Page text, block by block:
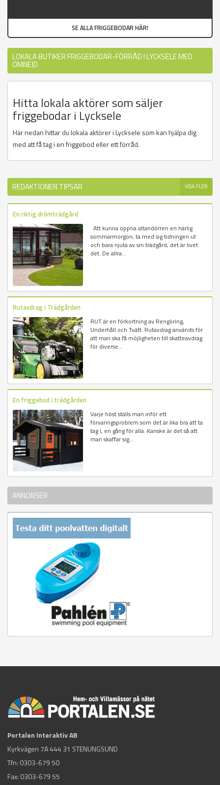
SE ALLA FRIGGEBODAR HÄR!
LOKALA BUTIKER FRIGGEBODAR-FÖRRÅD I LYCKSELE MED
OMNEJD
Hitta lokala aktörer som säljer
friggebodar i Lycksele
Här nedan hittar du lokala aktörer i Lycksele som kan hjälpa dig
med att få tag i en friggebod eller ett förråd.
REDAKTIONEN TIPSAR VISA FLER
En riktig drömträdgård
Att kunna öppna altandörren en härlig
sommarmorgon, ta med sig tidningen ut
och bara njuta av sin trädgård, det är livet
det. De allra...
Rutavdrag i Trädgården
RUT är en förkortning av Rengöring,
Underhåll och Tvätt. Rutavdrag används för
att man ska få möjligheten till skatteavdrag
för diverse...
En friggebod i trädgården
Varje höst ställs man inför ett
förvaringsproblem som det är lika bra att ta
tag i, en gång för alla. Kanske är det så att
man skaffar sig...
ANNONSER
Portalen Interaktiv AB
Kyrkvägen 7A 444 31 STENUNGSUND
Tfn: 0303-679 50
Fax: 0303-679 55